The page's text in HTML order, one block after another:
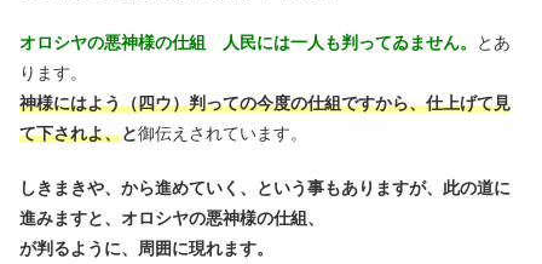
オロシヤの悪神様の仕組 人民には一人も判ってゐません。
とあ
ります。
神様にはよう（四ウ）判っての今度の仕組ですから、仕上げて見
て下されよ、と御伝えされています。
しきまきや、から進めていく、という事もありますが、此の道に
進みますと、オロシヤの悪神様の仕組、
が判るように、周囲に現れます。